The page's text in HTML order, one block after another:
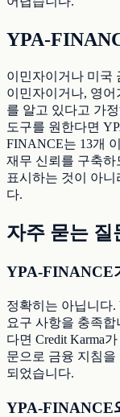
YPA-
이민자이거나 미국
이민자이거나, 영
를 알고 있다고 가
도구를 원한다면
FINANCE는 13개
재무 신뢰를 구축
표시하는 것이 아
다.
자주 묻는 질
YPA-FINANCE
정확히는 아닙니다.
요구 사항을 충족
다면 Credit Karma
문으로 금융 지침을
되었습니다.
YPA-FINANCE